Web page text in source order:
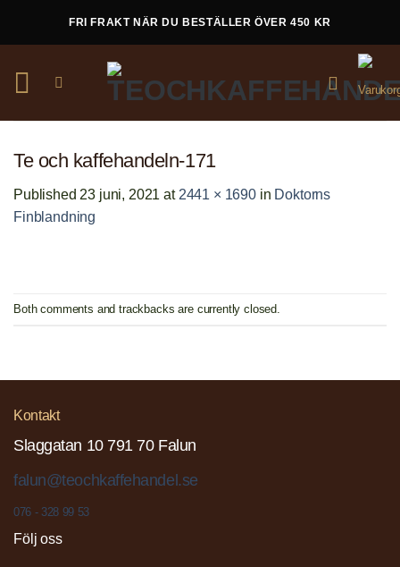
FRI FRAKT NÄR DU BESTÄLLER ÖVER 450 KR
Te och kaffehandeln-171
Published 23 juni, 2021 at 2441 × 1690in Doktorns
Finblandning
Both comments and trackbacks are currently closed.
Kontakt
Slaggatan 10 791 70 Falun
falun@teochkaffehandel.se
076 - 328 99 53
Följ oss